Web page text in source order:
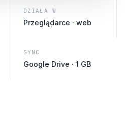
DZIAŁA W
Przeglądarce · web
SYNC
Google Drive · 1 GB